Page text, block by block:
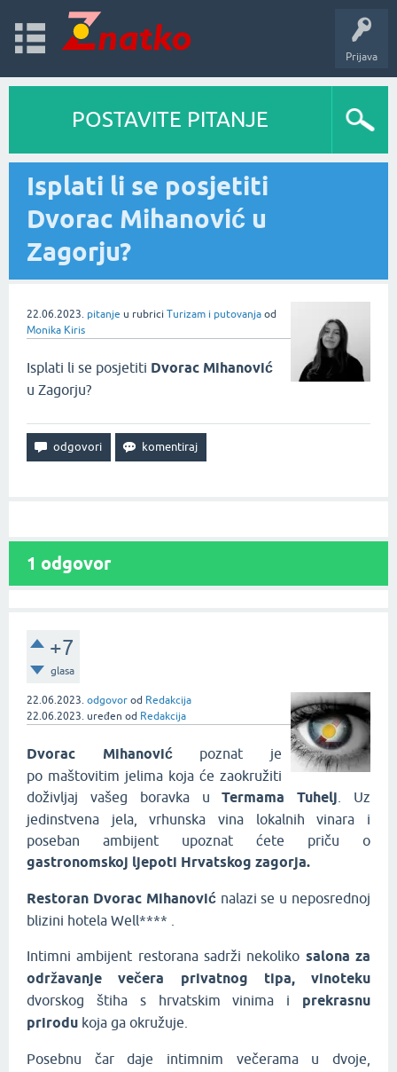
Prijava
POSTAVITE PITANJE
Isplati li se posjetiti
Dvorac Mihanović u
Zagorju?
22.06.2023. pitanje u rubrici Turizam i putovanja od
Monika Kiris
Isplati li se posjetiti Dvorac Mihanović
u Zagorju?
1 odgovor
+7
glasa
22.06.2023. odgovor od Redakcija
22.06.2023. uređen od Redakcija
Dvorac Mihanovićpoznat je
po maštovitim jelima koja će zaokružiti
doživljaj vašeg boravka uTermama Tuhelj . Uz
jedinstvena jela, vrhunska vina lokalnih vinara i
poseban ambijent upoznat ćete priču o
gastronomskoj ljepoti Hrvatskog zagorja.
Restoran Dvorac Mihanovićnalazi se u neposrednoj
blizini hotela Well**** .
Intimni ambijent restorana sadrži nekoliko salona za
održavanje večera privatnog tipa,
vinoteku
dvorskog štiha s hrvatskim vinima i prekrasnu
prirodu koja ga okružuje.
Posebnu čar daje intimnim večerama u dvoje,